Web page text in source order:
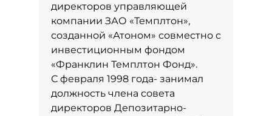
директоров управляющей
компании ЗАО «Темплтон»,
созданной «Атоном» совместно с
инвестиционным фондом
«Франклин Темплтон Фонд».
С февраля 1998 года- занимал
должность члена совета
директоров Депозитарно-